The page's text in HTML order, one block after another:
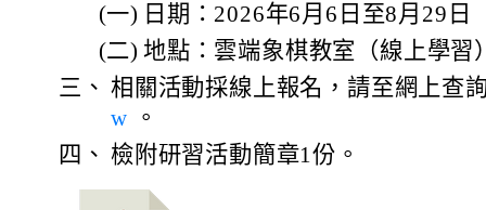
(一) 日期：2026年6月6日至8月29日
(二) 地點：雲端象棋教室（線上學習
三、 相關活動採線上報名，請至網上查
w 。
四、 檢附研習活動簡章1份。